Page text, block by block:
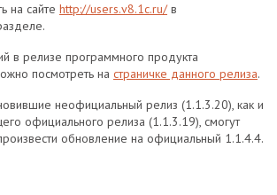
на сайте http://users.v8.1c.ru/в
в релизе программного продукта
посмотреть на страничке данного релиза.
неофициальный релиз (1.1.3.20), как и
официального релиза (1.1.3.19), смогут
обновление на официальный 1.1.4.4.